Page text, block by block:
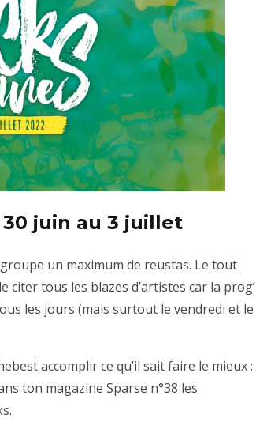
juin au 3 juillet
un maximum de reustas. Le tout
citer tous les blazes d’artistes car la prog’
les jours (mais surtout le vendredi et le
accomplir ce qu’il sait faire le mieux :
ton magazine Sparse n°38 les